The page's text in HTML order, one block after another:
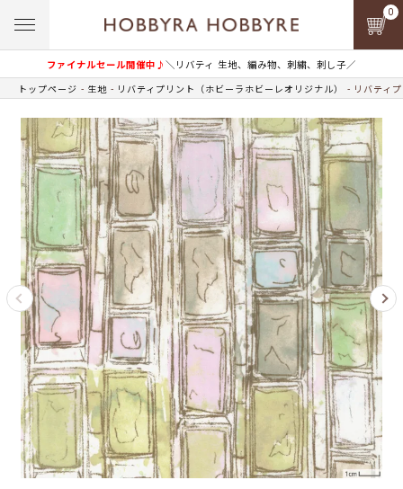
ファイナルセール開催中♪＼リバティ 生地、編み物、刺繍、刺し子／
0
トップページ 生地 リバティプリント（ホビーラホビーレオリジナル） リバティ